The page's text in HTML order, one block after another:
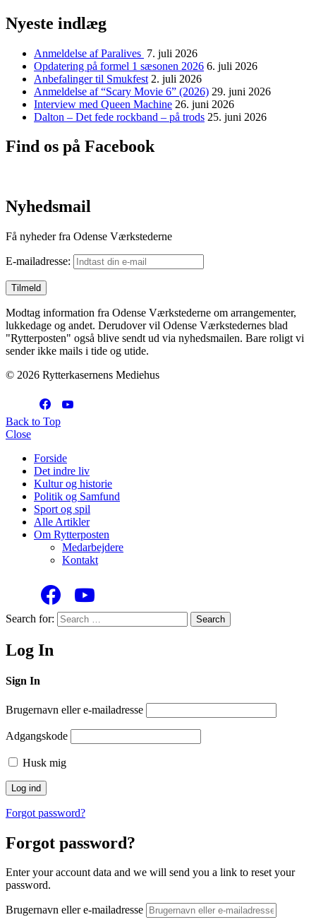
Nyeste indlæg
Anmeldelse af Paralives 7. juli 2026
Opdatering på formel 1 sæsonen 2026 6. juli 2026
Anbefalinger til Smukfest 2. juli 2026
Anmeldelse af “Scary Movie 6” (2026) 29. juni 2026
Interview med Queen Machine 26. juni 2026
Dalton – Det fede rockband – på trods 25. juni 2026
Find os på Facebook
Nyhedsmail
Få nyheder fra Odense Værkstederne
E-mailadresse:
Modtag information fra Odense Værkstederne om arrangementer,
lukkedage og andet. Derudover vil Odense Værkstedernes blad
"Rytterposten" også blive sendt ud via nyhedsmailen. Bare roligt vi
sender ikke mails i tide og utide.
© 2026 Rytterkasernens Mediehus
Back to Top
Close
Forside
Det indre liv
Kultur og historie
Politik og Samfund
Sport og spil
Alle Artikler
Om Rytterposten
Medarbejdere
Kontakt
Search for: Search
Log In
Sign In
Brugernavn eller e-mailadresse
Adgangskode
Husk mig
Forgot password?
Forgot password?
Enter your account data and we will send you a link to reset your
password.
Brugernavn eller e-mailadresse